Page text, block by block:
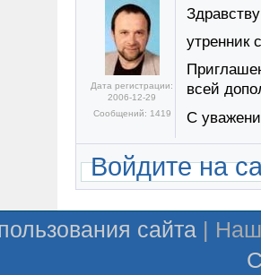
Дата регистрации:
2006-12-29
Сообщений: 1419
утренник
всей
С
Войдите на
сайта| Наш